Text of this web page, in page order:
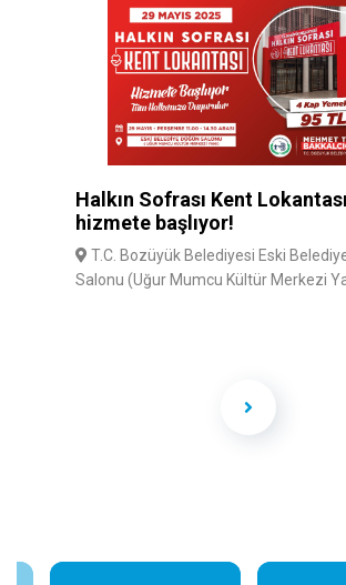
Halkın Sofrası Kent Lokantası
hizmete başlıyor!
T.C. Bozüyük Belediyesi Eski
Salonu (Uğur Mumcu Kültür Merkezi